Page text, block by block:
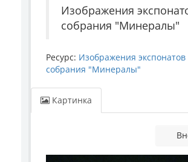
Изображения
собрания "Минералы"
Ресурс: Изображения экспонатов
собрания "Минералы"
Картинка